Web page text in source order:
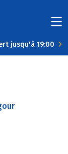
jusqu'à 19:00